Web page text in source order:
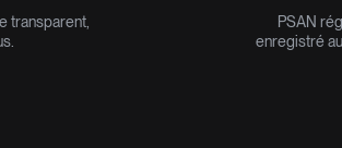
transparent,
PSAN
enregistré